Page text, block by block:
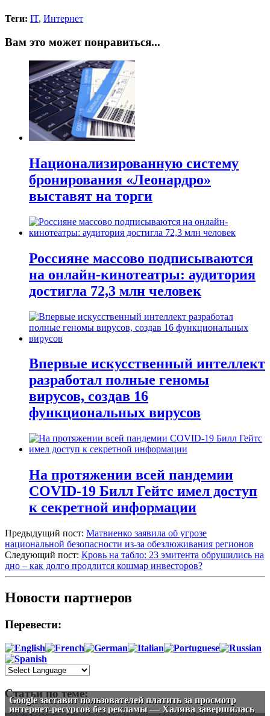
Теги: IT, Интернет
Вам это может понравиться...
Национализированную систему
бронирования «Леонардро»
выставят на торги
Россияне массово подписываются
на онлайн-кинотеатры: аудитория
достигла 72,3 млн человек
Впервые искусственный интеллект
разработал полные геномы
вирусов, создав 16
функциональных вирусов
На протяжении всей пандемии
COVID-19 Билл Гейтс имел доступ
к секретной информации
Предыдущий пост: Матвиенко заявила об угрозе
национальной безопасности из-за обезлюживания регионов
Следующий пост: Кровь на табло: 23 эмитента обрушились на
дно – как долго продлится кошмар инвесторов?
Новости партнеров
Перевести:
Статьи по теме:
Google заставит пользователей платить за просмотр
интернет-ресурсов без рекламы — Халява завершилась